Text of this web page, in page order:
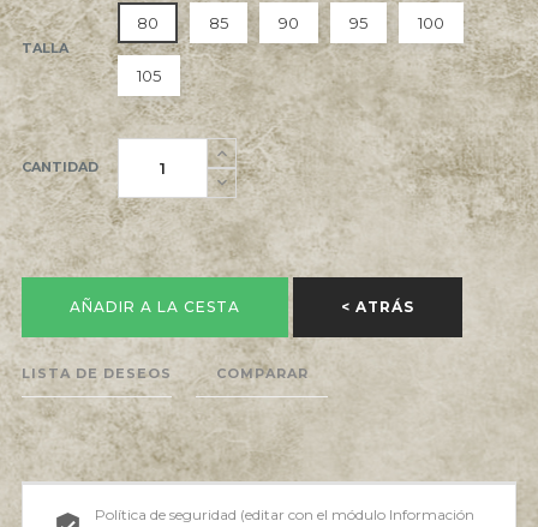
TALLA
80 85 90 95 100
105
CANTIDAD
AÑADIR A LA CESTA < ATRÁS
LISTA DE DESEOS COMPARAR
Política de seguridad (editar con el módulo Información